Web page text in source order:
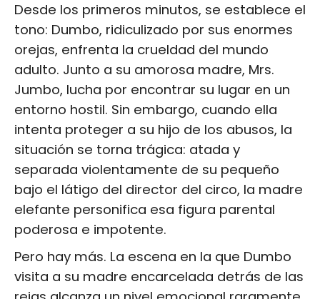
Desde los primeros minutos, se establece el
tono: Dumbo, ridiculizado por sus enormes
orejas, enfrenta la crueldad del mundo
adulto. Junto a su amorosa madre, Mrs.
Jumbo, lucha por encontrar su lugar en un
entorno hostil. Sin embargo, cuando ella
intenta proteger a su hijo de los abusos, la
situación se torna trágica: atada y
separada violentamente de su pequeño
bajo el látigo del director del circo, la madre
elefante personifica esa figura parental
poderosa e impotente.
Pero hay más. La escena en la que Dumbo
visita a su madre encarcelada detrás de las